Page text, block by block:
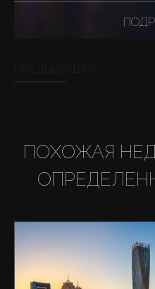
Аренда
ПОХОЖАЯ